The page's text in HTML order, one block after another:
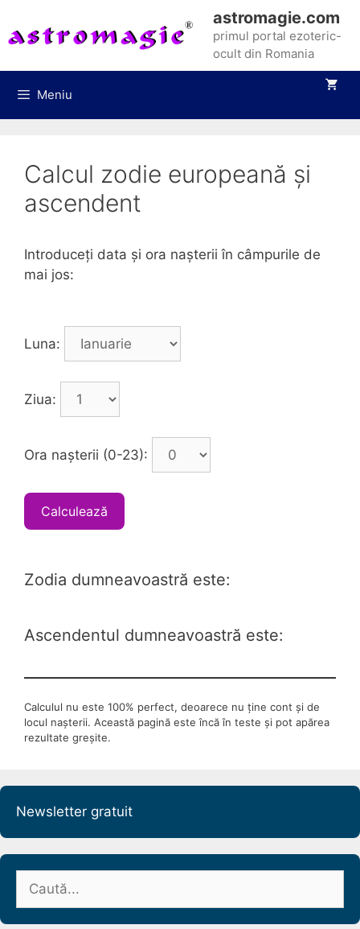
conținut
astromagie.com
primul portal ezoteric-
ocult din Romania
Meniu
Calcul zodie europeană și
ascendent
Introduceți data și ora nașterii în câmpurile de
mai jos:
Luna:
Ziua:
Ora nașterii (0-23):
Calculează
Zodia dumneavoastră este:
Ascendentul dumneavoastră este:
Calculul nu este 100% perfect, deoarece nu ține cont și de
locul nașterii. Această pagină este încă în teste și pot apărea
rezultate greșite.
Newsletter gratuit
Caută